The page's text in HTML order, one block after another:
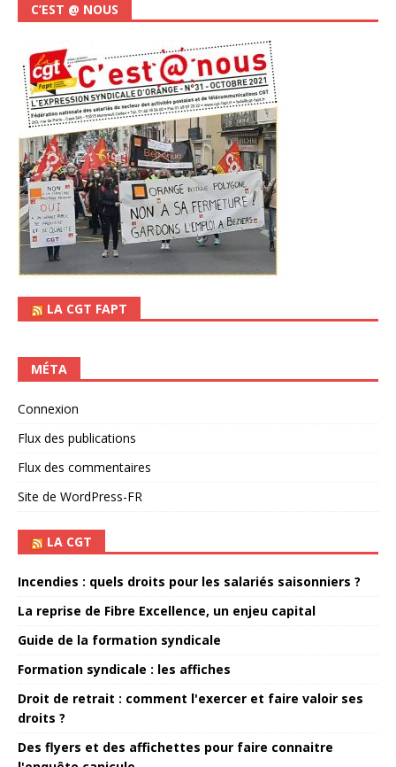
C’EST @ NOUS
LA CGT FAPT
MÉTA
Connexion
Flux des publications
Flux des commentaires
Site de WordPress-FR
LA CGT
Incendies : quels droits pour les salariés saisonniers ?
La reprise de Fibre Excellence, un enjeu capital
Guide de la formation syndicale
Formation syndicale : les affiches
Droit de retrait : comment l'exercer et faire valoir ses
droits ?
Des flyers et des affichettes pour faire connaitre